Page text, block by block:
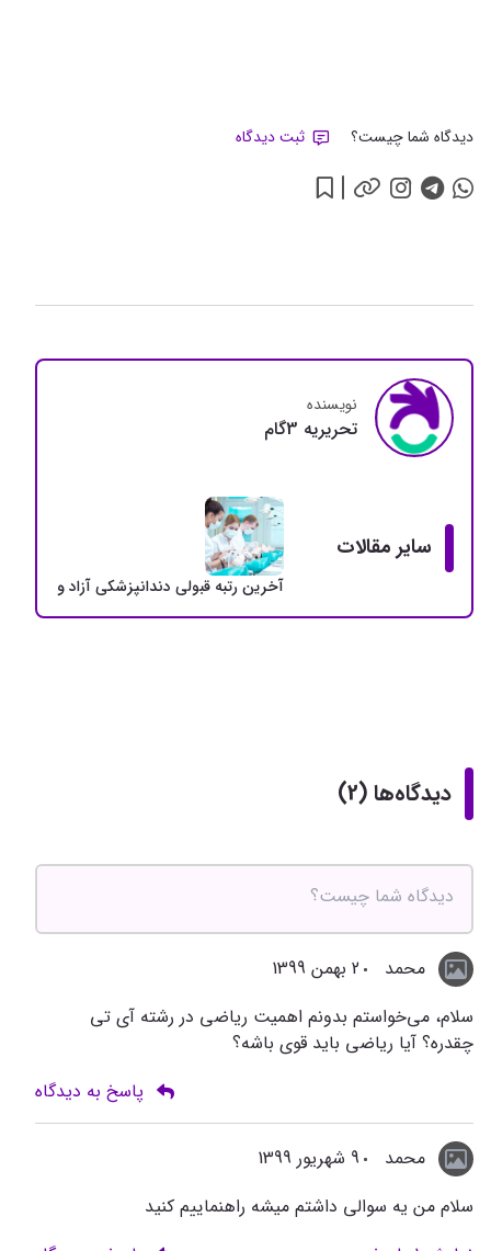
دیدگاه شما چیست؟ ثبت دیدگاه
نویسنده
تحريريه 3گام
سایر مقالات
آخرین رتبه قبولی دندانپزشکی آزاد و دولتی +
دیدگاه‌ها (2)
محمد
2 بهمن 1399
سلام، می‌خواستم بدونم اهمیت ریاضی در رشته آی تی
چقدره؟ آیا ریاضی باید قوی باشه؟
پاسخ به دیدگاه
محمد
9 شهریور 1399
سلام من یه سوالی داشتم میشه راهنماییم کنید